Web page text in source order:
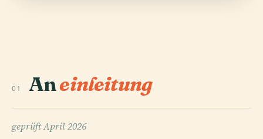
01 Aneinleitung
geprüftApril 2026